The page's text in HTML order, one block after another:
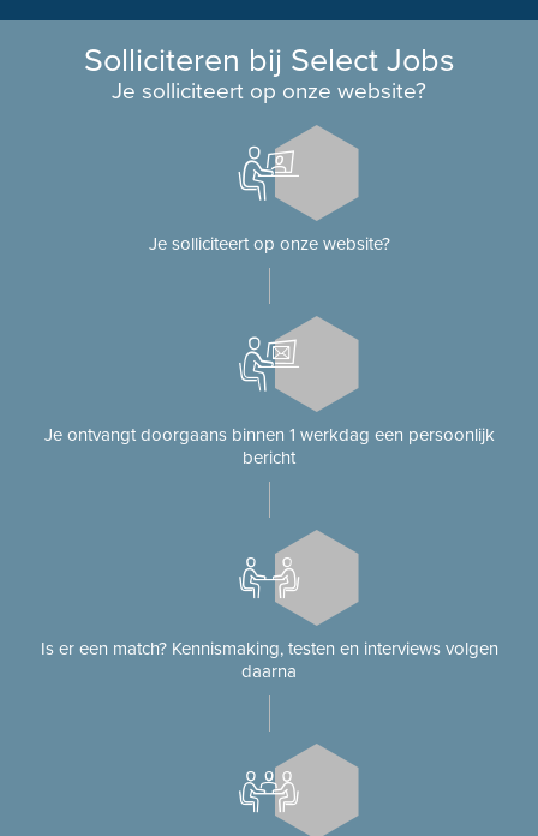
Solliciteren bij Select Jobs
Je solliciteert op onze website?
Je solliciteert op onze website?
Je ontvangt doorgaans binnen 1 werkdag een persoonlijk
bericht
Is er een match? Kennismaking, testen en interviews volgen
daarna